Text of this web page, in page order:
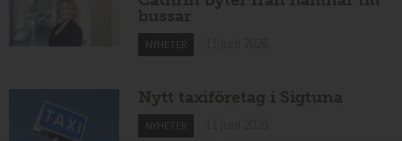
bussar
NYHETER
Nytt taxiföretag i Sigtuna
NYHETER